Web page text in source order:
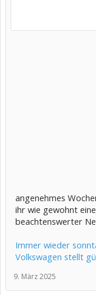
angenehmes
ihr wie gewohnt
beachtenswerter
Immer wieder
Volkswagen stellt
9. März 2025